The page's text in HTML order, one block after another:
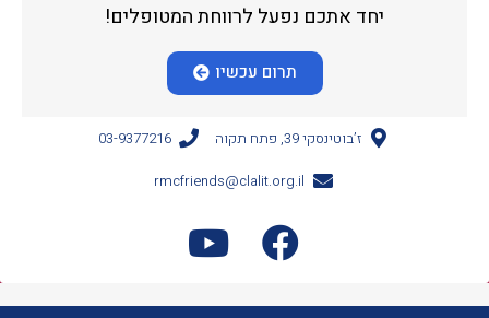
יחד אתכם נפעל לרווחת המטופלים!
תרום עכשיו
ז’בוטינסקי 39, פתח תקוה 03-9377216
rmcfriends@clalit.org.il